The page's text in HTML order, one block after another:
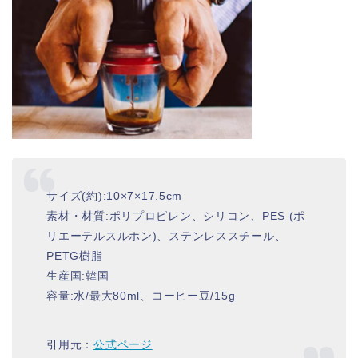
サイズ(約):10×7×17.5cm
素材・材質:ポリプロピレン、シリコン、PES (ポ
リエーテルスルホン)、ステンレススチール、
PETG樹脂
生産国:韓国
容量:水/最大80ml、コーヒー豆/15g
引用元：公式ページ